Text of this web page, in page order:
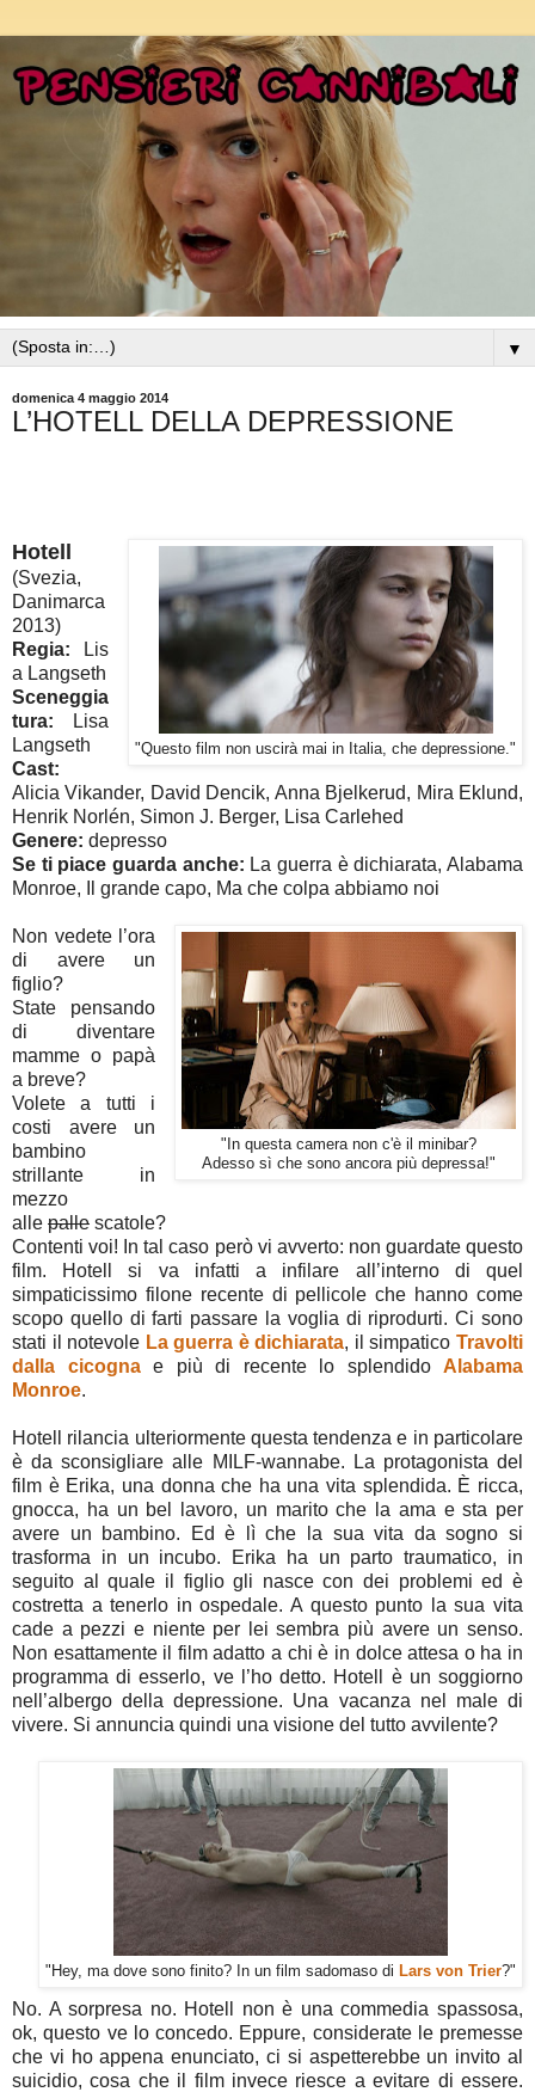
▼
domenica 4 maggio 2014
L’HOTELL DELLA DEPRESSIONE
"Questo film non uscirà mai in Italia, che depressione."
Hotell
(Svezia,
Danimarca
2013)
Regia: Lis
a Langseth
Sceneggia
tura: Lisa
Langseth
Cast:
Alicia Vikander, David Dencik, Anna Bjelkerud, Mira Eklund,
Henrik Norlén, Simon J. Berger, Lisa Carlehed
Genere: depresso
Se ti piace guarda anche: La guerra è dichiarata, Alabama
Monroe, Il grande capo, Ma che colpa abbiamo noi
"In questa camera non c'è il minibar?
Adesso sì che sono ancora più depressa!"
Non vedete l’ora
di avere un
figlio?
State pensando
di diventare
mamme o papà
a breve?
Volete a tutti i
costi avere un
bambino
strillante in
mezzo
alle palle scatole?
Contenti voi! In tal caso però vi avverto: non guardate questo
film. Hotell si va infatti a infilare all’interno di quel
simpaticissimo filone recente di pellicole che hanno come
scopo quello di farti passare la voglia di riprodurti. Ci sono
stati il notevole La guerra è dichiarata, il simpaticoTravolti
dalla cicognae più di recente lo splendido Alabama
Monroe.
Hotell rilancia ulteriormente questa tendenza e in particolare
è da sconsigliare alle MILF-wannabe. La protagonista del
film è Erika, una donna che ha una vita splendida. È ricca,
gnocca, ha un bel lavoro, un marito che la ama e sta per
avere un bambino. Ed è lì che la sua vita da sogno si
trasforma in un incubo. Erika ha un parto traumatico, in
seguito al quale il figlio gli nasce con dei problemi ed è
costretta a tenerlo in ospedale. A questo punto la sua vita
cade a pezzi e niente per lei sembra più avere un senso.
Non esattamente il film adatto a chi è in dolce attesa o ha in
programma di esserlo, ve l’ho detto. Hotell è un soggiorno
nell’albergo della depressione. Una vacanza nel male di
vivere. Si annuncia quindi una visione del tutto avvilente?
"Hey, ma dove sono finito? In un film sadomaso di Lars von Trier?"
No. A sorpresa no. Hotell non è una commedia spassosa,
ok, questo ve lo concedo. Eppure, considerate le premesse
che vi ho appena enunciato, ci si aspetterebbe un invito al
suicidio, cosa che il film invece riesce a evitare di essere.